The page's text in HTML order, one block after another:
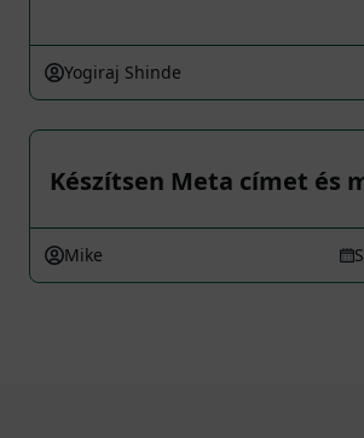
Yogiraj Shinde
Készítsen Meta címet és
Mike